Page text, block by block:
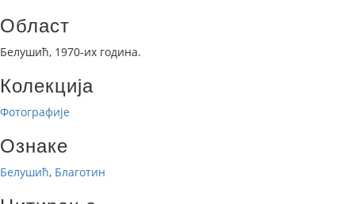
Област
Белушић, 1970-их година.
Колекција
Фотографије
Ознаке
Белушић, Благотин